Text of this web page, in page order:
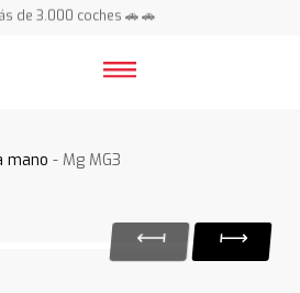
de 3.000 coches 🚗 🚗
mano - Mg MG3